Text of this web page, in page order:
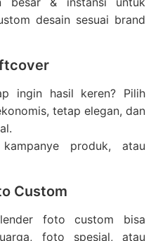
desain sesuai brand
ingin hasil keren? Pilih
tetap elegan, dan
produk, atau
Custom
foto custom bisa
foto spesial, atau